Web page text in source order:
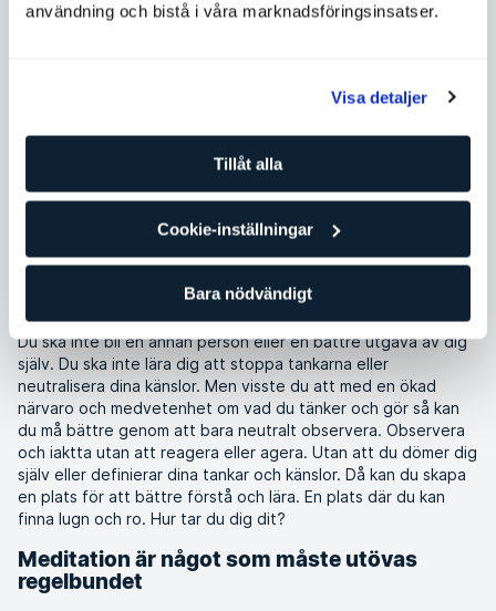
användning och bistå i våra marknadsföringsinsatser.
Visa detaljer
Tillåt alla
Cookie-inställningar
Bara nödvändigt
Tankar som kommer och går och myten om att meditation kan
stoppa alla tankar. Om du bara hittar rätt meditationsverktyg
kanske den största anledningen till att så många upplever att
de inte lyckas med meditation. Men syftet och målet med
Meditation är inte ett verktyg för att bli en bättre människa!
Du ska inte bli en annan person eller en bättre utgåva av dig
själv. Du ska inte lära dig att stoppa tankarna eller
neutralisera dina känslor. Men visste du att med en ökad
närvaro och medvetenhet om vad du tänker och gör så kan
du må bättre genom att bara neutralt observera. Observera
och iaktta utan att reagera eller agera. Utan att du dömer dig
själv eller definierar dina tankar och känslor. Då kan du skapa
en plats för att bättre förstå och lära. En plats där du kan
finna lugn och ro. Hur tar du dig dit?
Meditation är något som måste utövas
regelbundet